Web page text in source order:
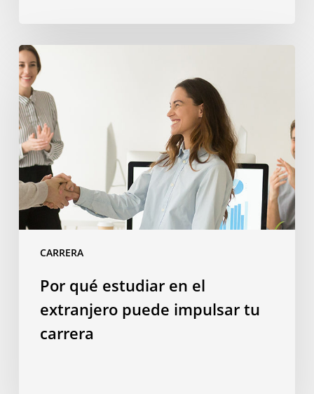
CARRERA
Por
qué
estudiar
en
el
extranjero
puede
impulsar
Por qué estudiar en el
extranjero puede impulsar tu
carrera